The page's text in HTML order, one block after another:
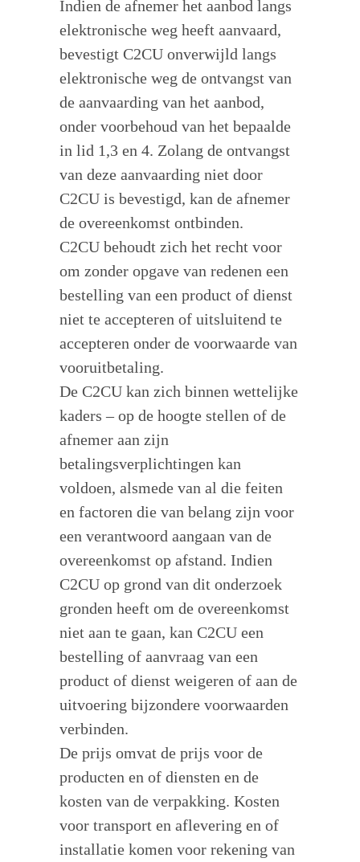
Indien de afnemer het aanbod langs
elektronische weg heeft aanvaard,
bevestigt C2CU onverwijld langs
elektronische weg de ontvangst van
de aanvaarding van het aanbod,
onder voorbehoud van het bepaalde
in lid 1,3 en 4. Zolang de ontvangst
van deze aanvaarding niet door
C2CU is bevestigd, kan de afnemer
de overeenkomst ontbinden.
C2CU behoudt zich het recht voor
om zonder opgave van redenen een
bestelling van een product of dienst
niet te accepteren of uitsluitend te
accepteren onder de voorwaarde van
vooruitbetaling.
De C2CU kan zich binnen wettelijke
kaders – op de hoogte stellen of de
afnemer aan zijn
betalingsverplichtingen kan
voldoen, alsmede van al die feiten
en factoren die van belang zijn voor
een verantwoord aangaan van de
overeenkomst op afstand. Indien
C2CU op grond van dit onderzoek
gronden heeft om de overeenkomst
niet aan te gaan, kan C2CU een
bestelling of aanvraag van een
product of dienst weigeren of aan de
uitvoering bijzondere voorwaarden
verbinden.
De prijs omvat de prijs voor de
producten en of diensten en de
kosten van de verpakking. Kosten
voor transport en aflevering en of
installatie komen voor rekening van